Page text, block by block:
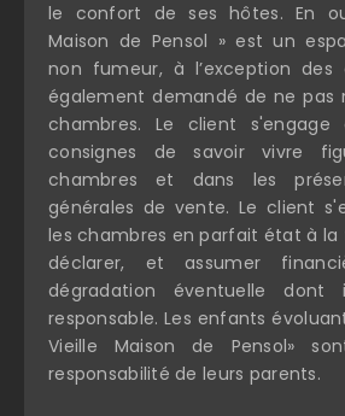
le confort de ses hôtes. En
Maison de Pensol » est un
non fumeur, à l’exception des
également demandé de ne pas
chambres. Le client
consignes de savoir vivre
chambres et dans les
générales de vente. Le client
les chambres en parfait état à la
déclarer, et assumer
dégradation éventuelle
responsable. Les enfants
Vieille Maison de Pensol»
responsabilité de leurs parents.